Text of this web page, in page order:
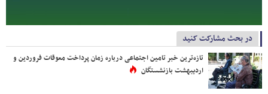
در بحث مشارکت کنید
تازه‌ترین خبر تامین اجتماعی درباره زمان پرداخت معوقات فروردین و
اردیبهشت بازنشستگان